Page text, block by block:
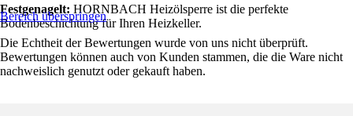
Festgenagelt: HORNBACH Heizölsperre ist die perfekte
Bodenbeschichtung für Ihren Heizkeller.
Bereich überspringen
Die Echtheit der Bewertungen wurde von uns nicht überprüft.
Bewertungen können auch von Kunden stammen, die die Ware nicht
nachweislich genutzt oder gekauft haben.